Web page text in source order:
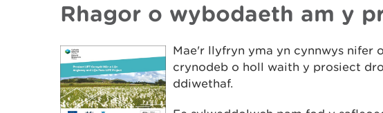
Rhagor o wybodaeth am y
Mae'r llyfryn yma yn cynnwys nifer
crynodeb o holl waith y prosiect
ddiwethaf.